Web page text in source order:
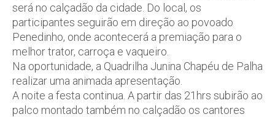
será no calçadão da cidade. Do local, os
participantes seguirão em direção ao povoado
Penedinho, onde acontecerá a premiação para o
melhor trator, carroça e vaqueiro.
Na oportunidade, a Quadrilha Junina Chapéu de Palha
realizar uma animada apresentação.
A noite a festa continua. A partir das 21hrs subirão ao
palco montado também no calçadão os cantores